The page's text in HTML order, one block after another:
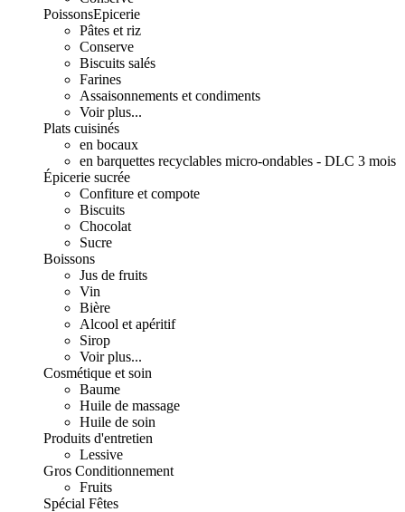
PoissonsEpicerie
Pâtes et riz
Conserve
Biscuits salés
Farines
Assaisonnements et condiments
Voir plus...
Plats cuisinés
en bocaux
en barquettes recyclables micro-ondables - DLC 3 mois
Épicerie sucrée
Confiture et compote
Biscuits
Chocolat
Sucre
Boissons
Jus de fruits
Vin
Bière
Alcool et apéritif
Sirop
Voir plus...
Cosmétique et soin
Baume
Huile de massage
Huile de soin
Produits d'entretien
Lessive
Gros Conditionnement
Fruits
Spécial Fêtes